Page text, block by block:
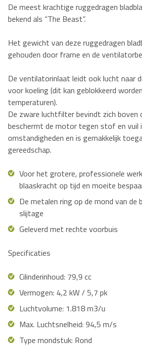
De meest krachtige ruggedragen
bekend als “The Beast”.
Het gewicht van deze ruggedragen
gehouden door frame en de
De ventilatorinlaat leidt ook lucht naar
voor koeling (dit kan geblokkeerd
temperaturen).
De zware luchtfilter bevindt zich boven
beschermt de motor tegen stof en vuil
omstandigheden en is gemakkelijk
gereedschap.
Voor het grotere, professionele
blaaskracht op tijd en moeite
De metalen ring op de mond van de
slijtage
Geleverd met rechte voorbuis
Specificaties
Cilinderinhoud: 79,9 cc
Vermogen: 4,2 kW / 5,7 pk
Luchtvolume: 1.818 m3/u
Max. Luchtsnelheid: 94,5 m/s
Type mondstuk: Rond